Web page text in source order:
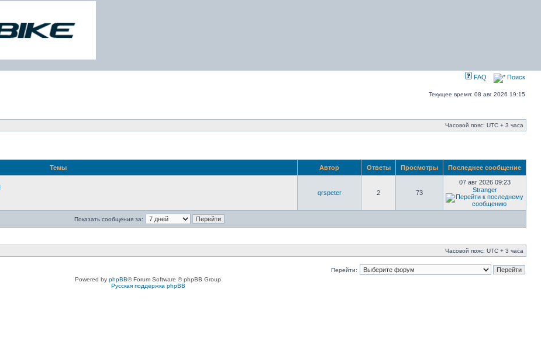
FAQ Поиск
Текущее время: 08 авг 2026 19:15
Часовой пояс: UTC + 3 часа
Темы Автор Ответы Просмотры Последнее сообщение
qrspeter 2 73
07 авг 2026 09:23
Stranger
Показать сообщения за:
Часовой пояс: UTC + 3 часа
Перейти:
Powered by phpBB® Forum Software © phpBB Group
Русская поддержка phpBB